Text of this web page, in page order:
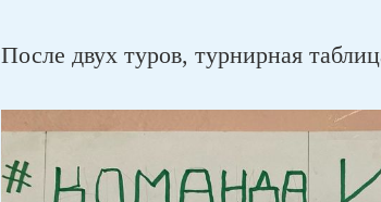
После двух туров, турнирная